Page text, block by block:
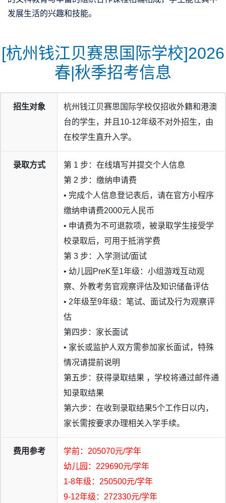
发展生活的兴趣和技能。
[杭州钱江贝赛思国际学校]2026
春|秋季招考信息
招生对象
杭州钱江贝赛思国际学校仅招收外籍和港澳
台的学生，并且10-12年级不对外招生，由
在校学生直升入学。
录取方式
第 1 步：在线填写并提交个人信息
第 2 步：缴纳申请费
• 完成个人信息登记表后，请在官方小程序
缴纳申请费2000元人民币
• 申请费为不可退款项，被录取学生接受学
校录取后，可用于抵消学费
第 3 步：入学测试/面试
• 幼儿园PreK至1年级：小组游戏互动观
察、外教考务官观察评估及知识储备评估
• 2年级至9年级：笔试、面试及行为观察评
估
第四步：家长面试
• 家长或监护人双方需参加家长面试，特殊
情况请提前说明
第五步：获得录取结果 ，学校将通过邮件通
知录取结果
第六步：在收到录取结果5个工作日以内，
家长需按要求办理相关入学手续。
费用参考
学前：205070元/学年
幼儿园：229690元/学年
1-8年级：250500元/学年
9-12年级：272330元/学年